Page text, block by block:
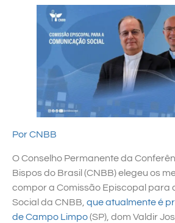
Por CNBB
O Conselho Permanente da
Bispos do Brasil (CNBB) elegeu os
compor a Comissão Episcopal para
Social da CNBB, que atualmente é
de Campo Limpo(SP), dom Valdir